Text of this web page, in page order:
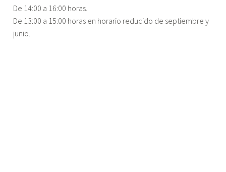
De 14:00 a 16:00 horas.
De 13:00 a 15:00 horas en horario reducido de septiembre y
junio.